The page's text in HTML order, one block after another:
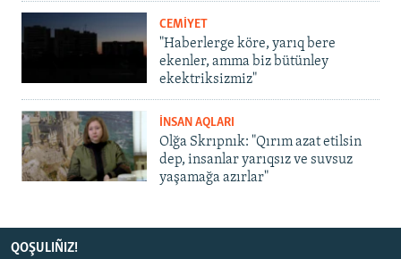
CEMİYET
"Haberlerge köre, yarıq bere
ekenler, amma biz bütünley
ekektriksizmiz"
İNSAN AQLARI
Olğa Skrıpnık: "Qırım azat etilsin
dep, insanlar yarıqsız ve suvsuz
yaşamağa azırlar"
QOŞULIÑIZ!